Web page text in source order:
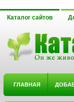
Каталог сайтов
ГЛАВНАЯ